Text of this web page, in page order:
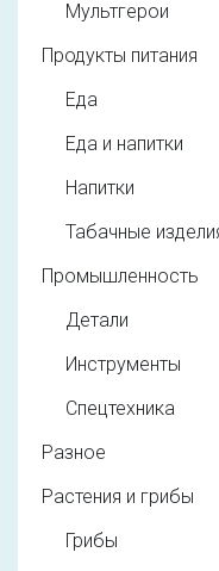
Мультгерои
Продукты питания
Еда
Еда и напитки
Напитки
Табачные
Промышленность
Детали
Инструменты
Спецтехника
Разное
Растения и грибы
Грибы